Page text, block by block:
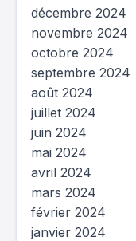
décembre 2024
novembre 2024
octobre 2024
septembre 2024
août 2024
juillet 2024
juin 2024
mai 2024
avril 2024
mars 2024
février 2024
janvier 2024